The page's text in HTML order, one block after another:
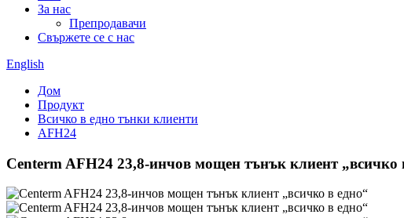
За нас
Препродавачи
Свържете се с нас
English
Дом
Продукт
Всичко в едно тънки клиенти
AFH24
Centerm AFH24 23,8-инчов мощен тънък клиент „всичко